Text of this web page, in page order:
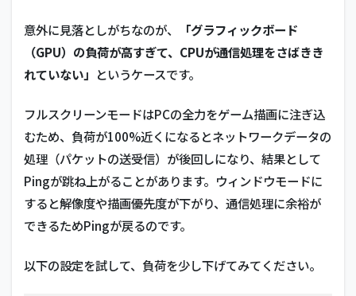
5
ま
と
め
意外に見落としがちなのが、
「グラフィックボード
（GPU）の負荷が高すぎて、CPUが通信処理をさばきき
れていない」 というケースです。
フルスクリーンモードはPCの全力をゲーム描画に注ぎ込
むため、負荷が100%近くになるとネットワークデータの
処理（パケットの送受信）が後回しになり、結果として
Pingが跳ね上がることがあります。ウィンドウモードに
すると解像度や描画優先度が下がり、通信処理に余裕が
できるためPingが戻るのです。
以下の設定を試して、負荷を少し下げてみてください。